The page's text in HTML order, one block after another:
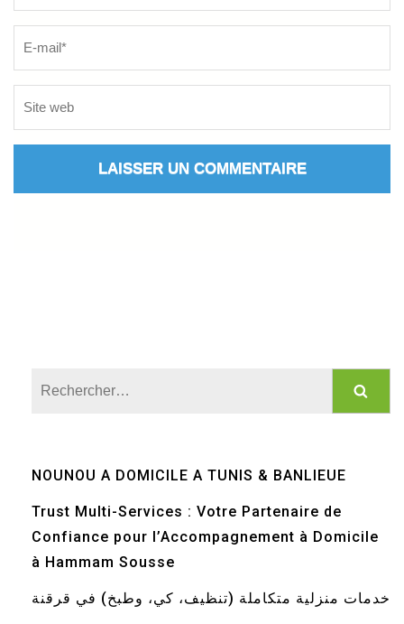
NOUNOU A DOMICILE A TUNIS & BANLIEUE
Trust Multi-Services : Votre Partenaire de
Confiance pour l’Accompagnement à Domicile
à Hammam Sousse
خدمات منزلية متكاملة (تنظيف، كي، وطبخ) في قرقنة